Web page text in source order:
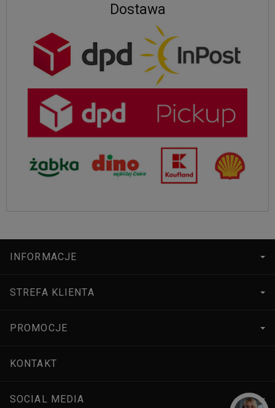
Dostawa
INFORMACJE
STREFA KLIENTA
PROMOCJE
KONTAKT
SOCIAL MEDIA